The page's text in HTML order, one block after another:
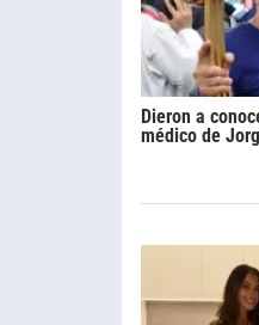
Dieron a
médico de